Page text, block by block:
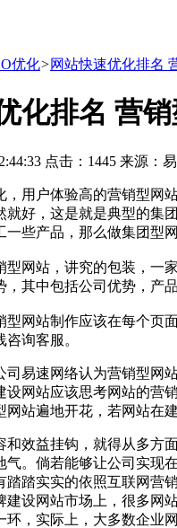
优化>网站快速优化排名
化排名 营
点击：1445 来源：
户体验高的营销型网站
就好，这是就是典型的集
些产品，那么做集团型
站，讲究的包装，一家
，其中包括公司优势，产
站制作应该在每个页面
询客服。
司易速网络认为营销型网
设网站应该思考网站的营
网站遍地开花，若网站在
益挂钩，就得从多方面
气。倘若能够让公司实现
踏踏实实的依照互联网营
建设网站市场上，很多网
环，实际上，大多数企业